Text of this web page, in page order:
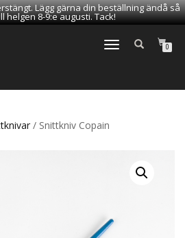
Lägg gärna din beställning ändå så
helgen 8-9:e augusti. Tack!
SLÅ
0
/ Snittkniv Copain